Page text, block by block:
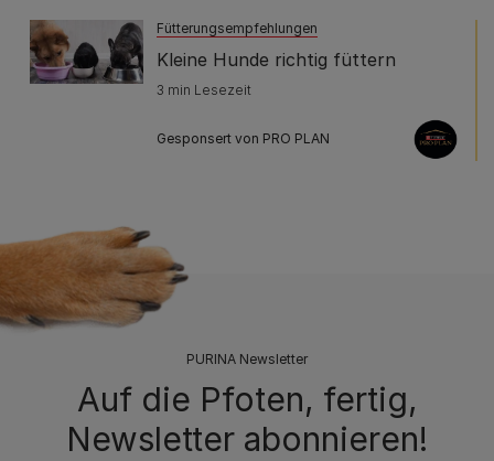
Fütterungsempfehlungen
Kleine Hunde richtig füttern
3 min Lesezeit
Gesponsert von PRO PLAN
PURINA Newsletter
Auf die Pfoten, fertig,
Newsletter abonnieren!